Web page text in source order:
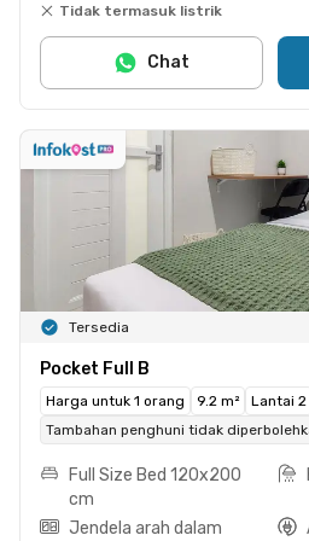
Tidak termasuk listrik
Chat
Tersedia
Pocket Full B
Harga untuk 1 orang 9.2 m²
Lantai 2
Tambahan penghuni tidak
Full Size Bed 120x200
cm
Jendela arah dalam